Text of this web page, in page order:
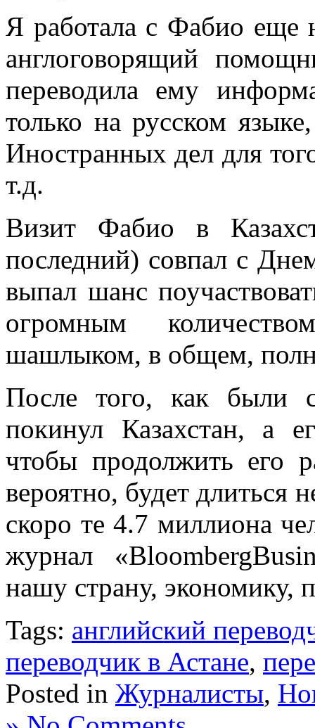
Я работала с Фабио еще
англоговорящий
переводила ему
только на русском
Иностранных дел для
т.д.
Визит Фабио в
последний) совпал с
выпал шанс
огромным
шашлыком, в общем,
После того, как были
покинул Казахстан, а
чтобы продолжить его
вероятно, будет длиться
скоро те 4.7 миллиона
журнал
нашу страну, экономику,
Tags: английский
переводчик в Астане,
Posted in Журналисты,